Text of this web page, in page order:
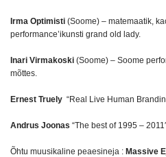
Irma Optimisti (Soome) – matemaatik,
performance’ikunsti grand old lady.
Inari Virmakoski (Soome) – Soome
mõttes.
Ernest Truely “Real Live Human
Andrus Joonas “The best of 1995 –
Õhtu muusikaline peaesineja : Massive